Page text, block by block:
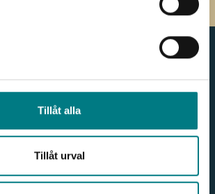
Tillåt alla
Tillåt urval
Kontakt
036 - 38 78 60
info.components@mared.se
LinkedIn